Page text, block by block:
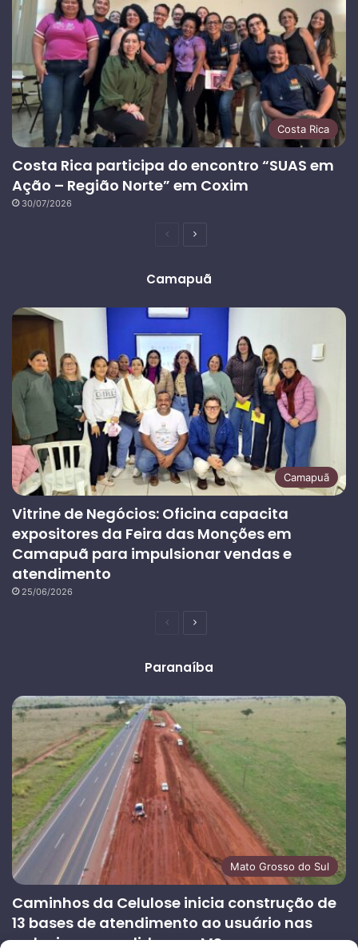
Costa Rica
Costa Rica participa do encontro “SUAS em
Ação – Região Norte” em Coxim
30/07/2026
PáginaPróxima
Camapuã
Camapuã
Vitrine de Negócios: Oficina capacita
expositores da Feira das Monções em
Camapuã para impulsionar vendas e
atendimento
25/06/2026
PáginaPróxima
Paranaíba
Mato Grosso do Sul
Caminhos da Celulose inicia construção de
13 bases de atendimento ao usuário nas
rodovias concedidas em MS